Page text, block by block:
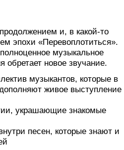
и, в какой-то
эпохи «Перевоплотиться».
музыкальное
обретает новое звучание.
музыкантов, которые в
живое выступление
украшающие знакомые
песен, которые знают и